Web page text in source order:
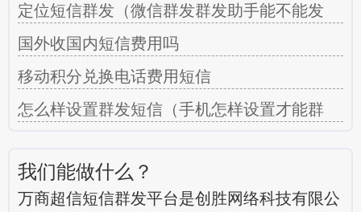
定位短信群发（微信群发群发助手能不能发
国外收国内短信费用吗
移动积分兑换电话费用短信
怎么样设置群发短信（手机怎样设置才能群
我们能做什么？
万商超信短信群发平台是创胜网络科技有限公